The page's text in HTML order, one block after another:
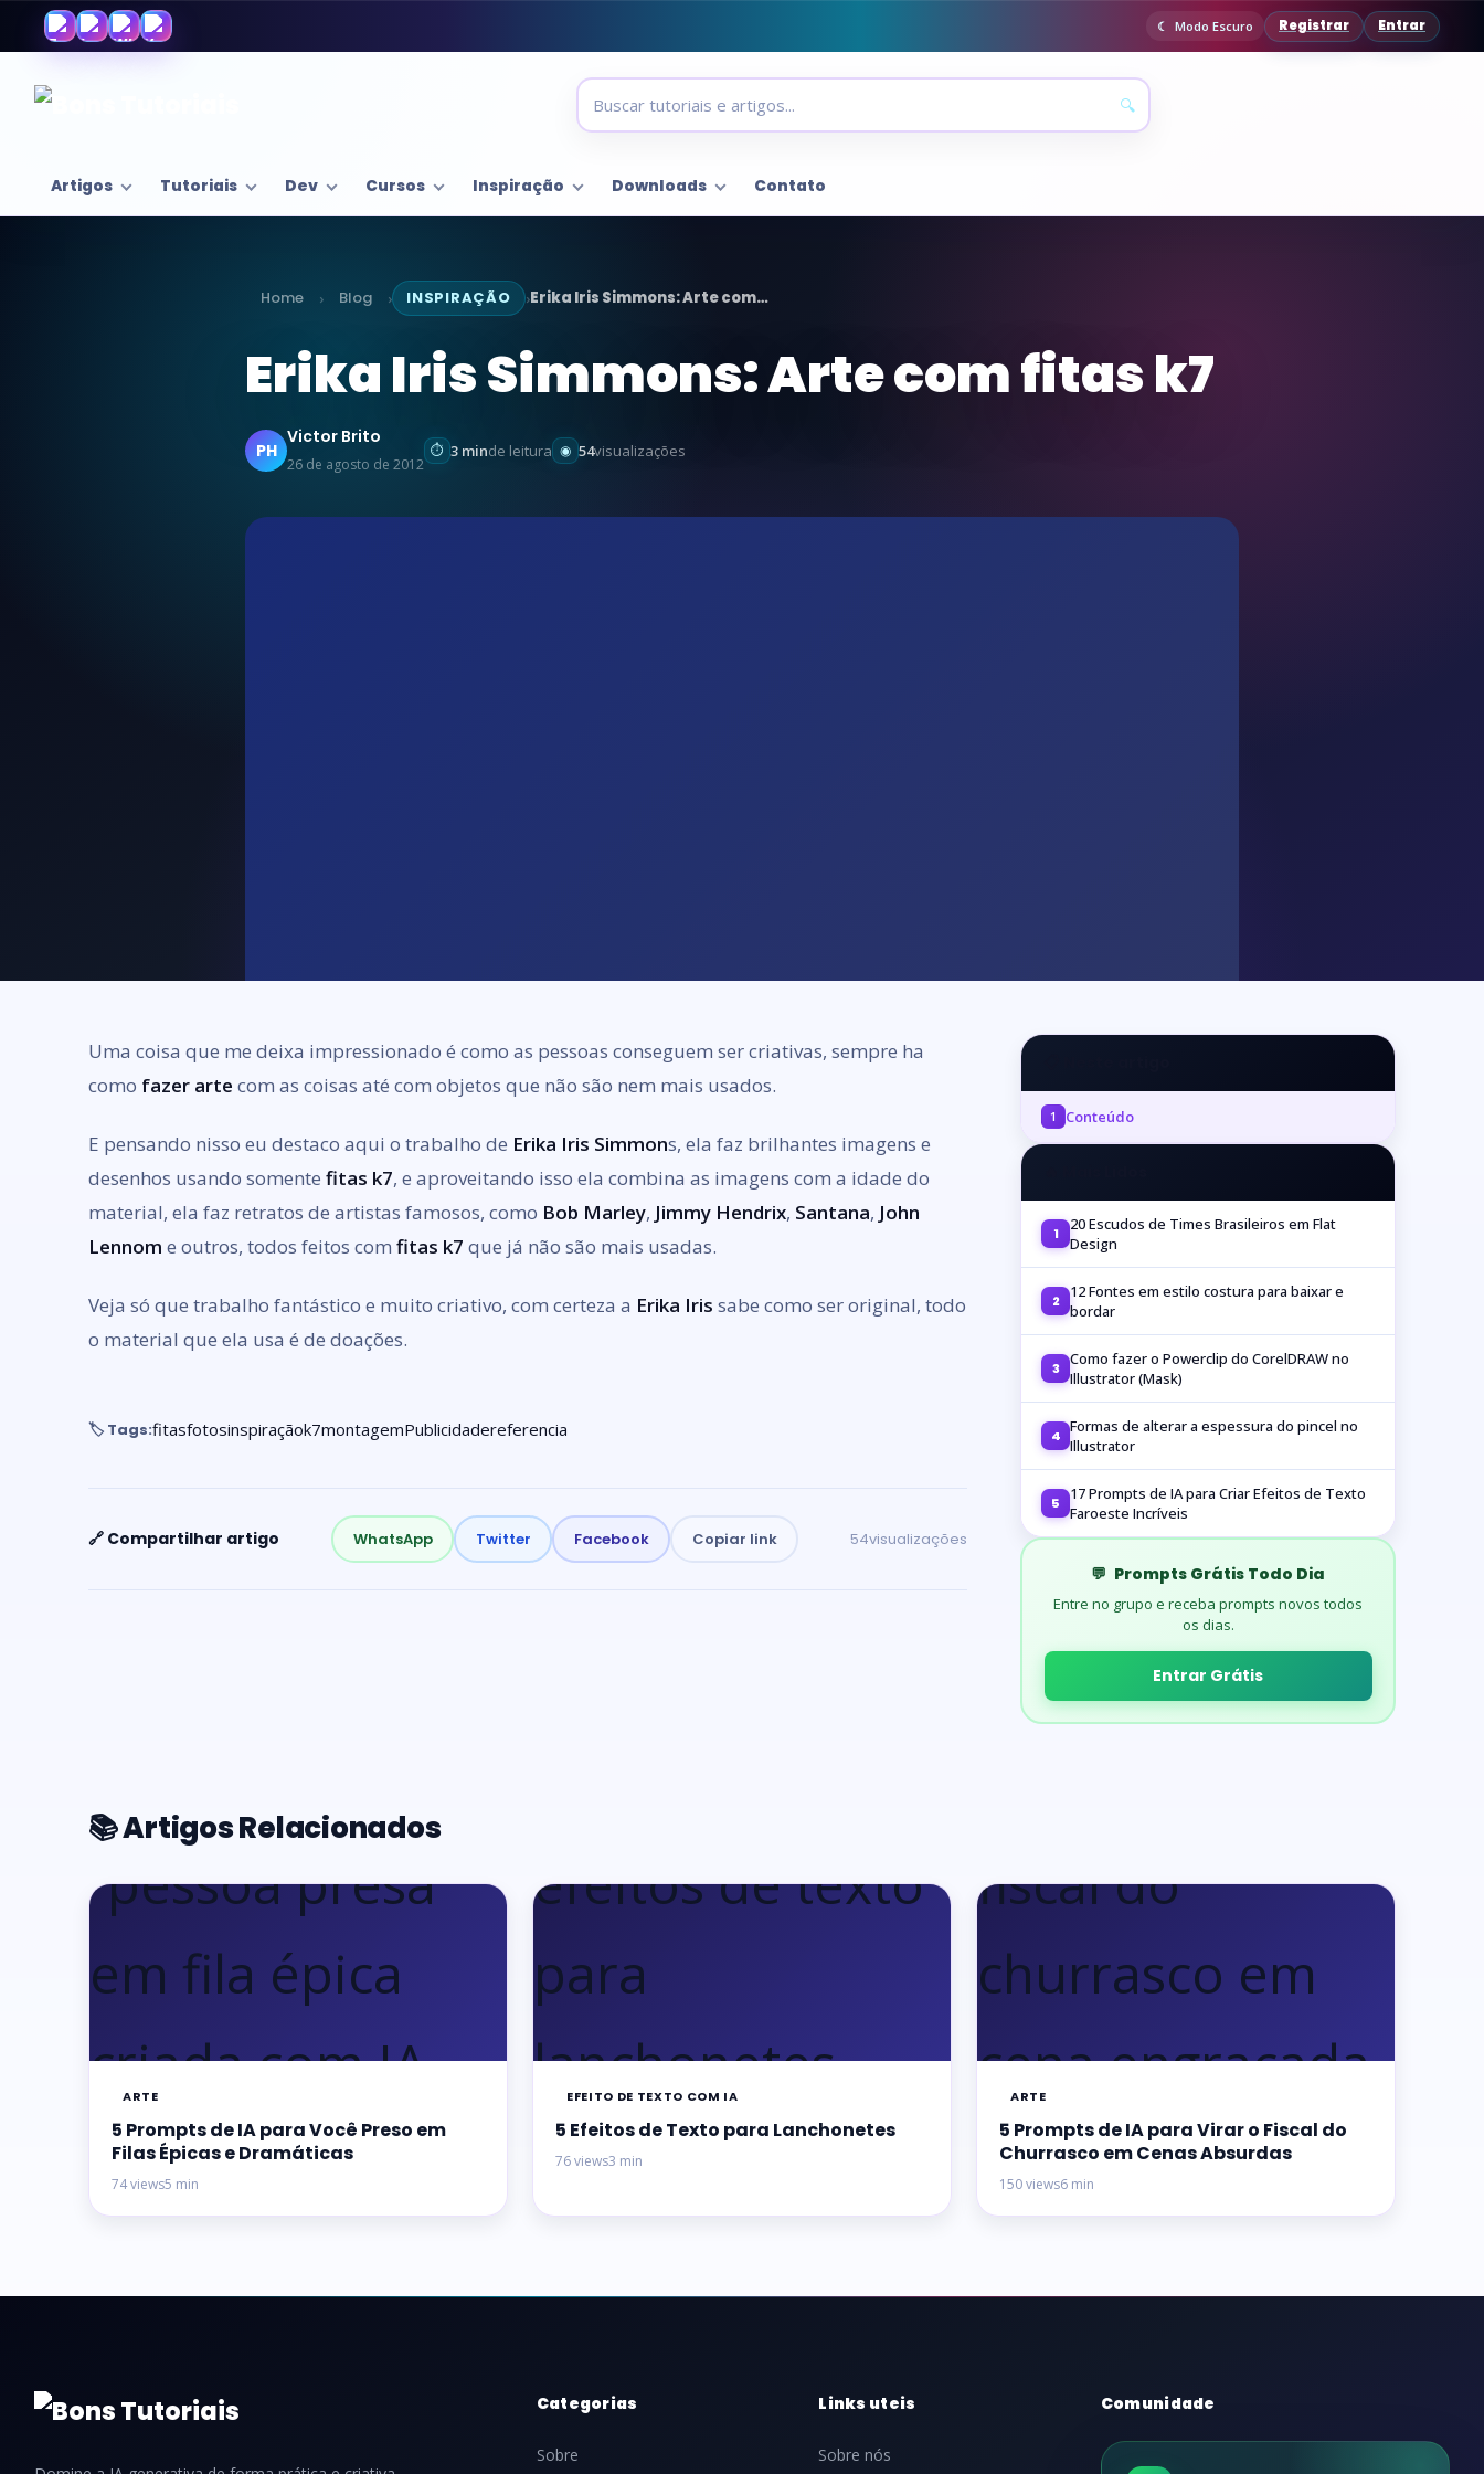
Modo Escuro Registrar Entrar
🔍
Artigos Tutoriais Dev Cursos Inspiração Downloads Contato
Home › Blog › INSPIRAÇÃO ›Erika Iris Simmons: Arte com…
Erika Iris Simmons: Arte com fitas k7
PH
Victor Brito
26 de agosto de 2012
3 minde leitura 54visualizações
Uma coisa que me deixa impressionado é como as pessoas conseguem ser criativas, sempre ha
como fazer arte com as coisas até com objetos que não são nem mais usados.
E pensando nisso eu destaco aqui o trabalho de Erika Iris Simmons, ela faz brilhantes imagens e
desenhos usando somente fitas k7, e aproveitando isso ela combina as imagens com a idade do
material, ela faz retratos de artistas famosos, como Bob Marley, Jimmy Hendrix, Santana, John
Lennom e outros, todos feitos com fitas k7 que já não são mais usadas.
Veja só que trabalho fantástico e muito criativo, com certeza a Erika Iris sabe como ser original, todo
o material que ela usa é de doações.
🏷️ Tags:fitasfotosinspiraçãok7montagemPublicidadereferencia
🔗 Compartilhar artigo WhatsApp Twitter Facebook Copiar link 54visualizações
1 Conteúdo
1
20 Escudos de Times Brasileiros em Flat
Design
2
12 Fontes em estilo costura para baixar e
bordar
3 Como fazer o Powerclip do CorelDRAW no
Illustrator (Mask)
4 Formas de alterar a espessura do pincel no
Illustrator
5
17 Prompts de IA para Criar Efeitos de Texto
Faroeste Incríveis
💬 Prompts Grátis Todo Dia
Entre no grupo e receba prompts novos todos
os dias.
Entrar Grátis
📚 Artigos Relacionados
ARTE
5 Prompts de IA para Você Preso em
Filas Épicas e Dramáticas
74 views5 min
EFEITO DE TEXTO COM IA
5 Efeitos de Texto para Lanchonetes
76 views3 min
ARTE
5 Prompts de IA para Virar o Fiscal do
Churrasco em Cenas Absurdas
150 views6 min
Categorias
Sobre
Links uteis
Sobre nós
Comunidade